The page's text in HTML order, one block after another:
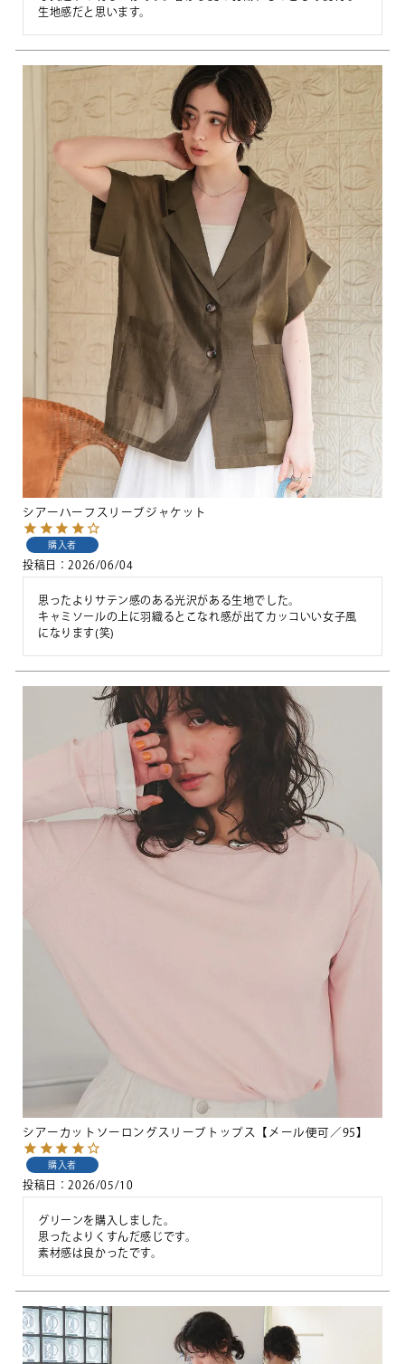
生地感だと思います。
シアーハーフスリーブジャケット
購入者
投稿日 2026/06/04
思ったよりサテン感のある光沢がある生地でした。
キャミソールの上に羽織るとこなれ感が出てカッコいい女子風
になります(笑)
シアーカットソーロングスリーブトップス【メール便可／95】
購入者
投稿日 2026/05/10
グリーンを購入しました。
思ったよりくすんだ感じです。
素材感は良かったです。